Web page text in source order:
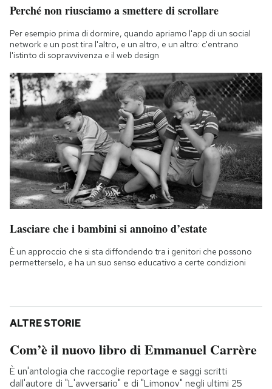
Perché non riusciamo a smettere di scrollare
Per esempio prima di dormire, quando apriamo l'app di un social
network e un post tira l'altro, e un altro, e un altro: c'entrano
l'istinto di sopravvivenza e il web design
Lasciare che i bambini si annoino d’estate
È un approccio che si sta diffondendo tra i genitori che possono
permetterselo, e ha un suo senso educativo a certe condizioni
ALTRE STORIE
Com’è il nuovo libro di Emmanuel Carrère
È un'antologia che raccoglie reportage e saggi scritti
dall'autore di "L'avversario" e di "Limonov" negli ultimi 25